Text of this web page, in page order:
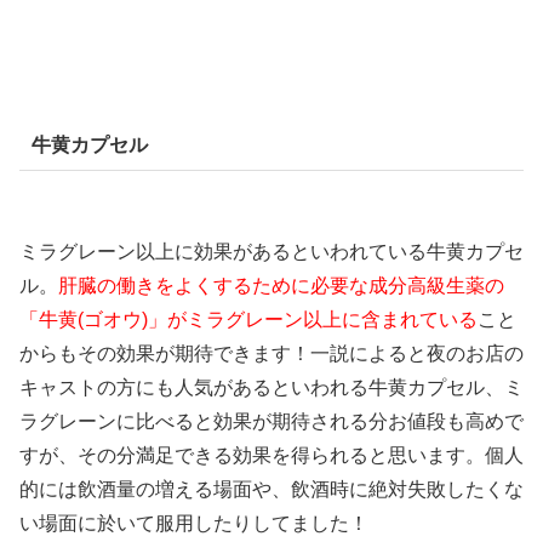
牛黄カプセル
ミラグレーン以上に効果があるといわれている牛黄カプセ
ル。 肝臓の働きをよくするために必要な成分高級生薬の
「牛黄(ゴオウ)」がミラグレーン以上に含まれている こと
からもその効果が期待できます！一説によると夜のお店の
キャストの方にも人気があるといわれる牛黄カプセル、ミ
ラグレーンに比べると効果が期待される分お値段も高めで
すが、その分満足できる効果を得られると思います。個人
的には飲酒量の増える場面や、飲酒時に絶対失敗したくな
い場面に於いて服用したりしてました！